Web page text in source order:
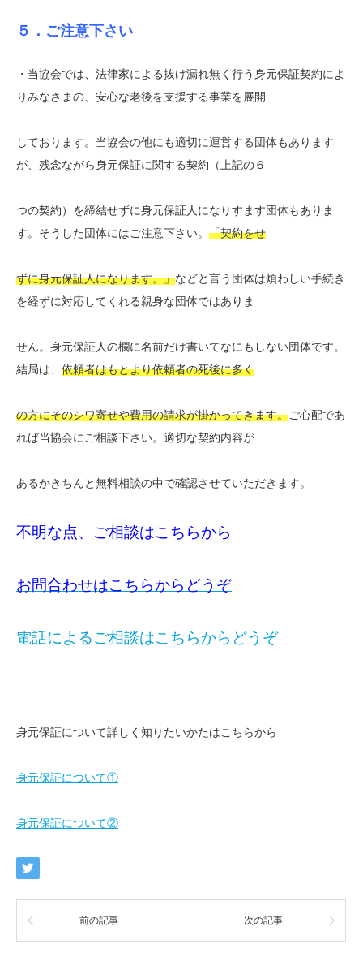
５．ご注意下さい
・当協会では、法律家による抜け漏れ無く行う身元保証契約によ
りみなさまの、安心な老後を支援する事業を展開
しております。当協会の他にも適切に運営する団体もあります
が、残念ながら身元保証に関する契約（上記の６
つの契約）を締結せずに身元保証人になりすます団体もありま
す。そうした団体にはご注意下さい。 「契約をせ
ずに身元保証人になります。」などと言う団体は煩わしい手続き
を経ずに対応してくれる親身な団体ではありま
せん。身元保証人の欄に名前だけ書いてなにもしない団体です。
結局は、 依頼者はもとより依頼者の死後に多く
の方にそのシワ寄せや費用の請求が掛かってきます。ご心配であ
れば当協会にご相談下さい。適切な契約内容が
あるかきちんと無料相談の中で確認させていただきます。
不明な点、ご相談はこちらから
お問合わせはこちらからどうぞ
電話によるご相談はこちらからどうぞ
身元保証について詳しく知りたいかたはこちらから
身元保証について①
身元保証について②
前の記事 次の記事